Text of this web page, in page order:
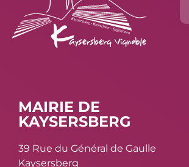
MAIRIE DE
KAYSERSBERG
39 Rue du Général de Gaulle
Kaysersberg